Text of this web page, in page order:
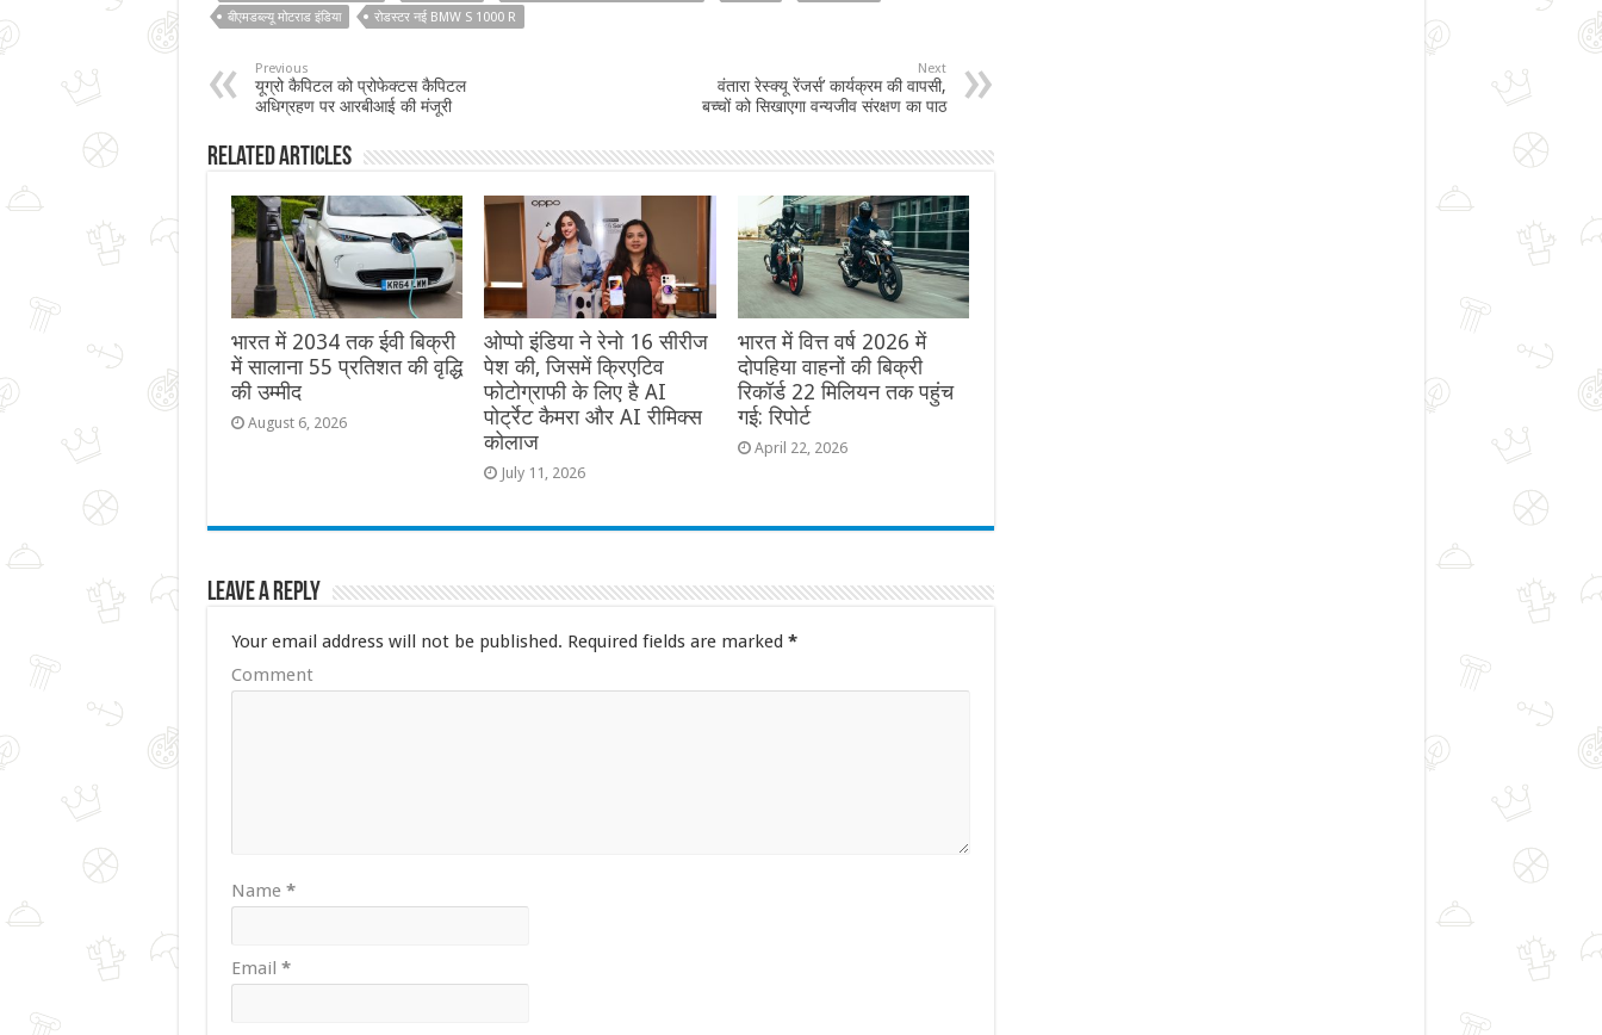
बीएमडब्ल्यू मोटराड इंडिया
रोडस्टर नई BMW S 1000 R
Previous
यूग्रो कैपिटल को प्रोफेक्टस कैपिटल
अधिग्रहण पर आरबीआई की मंजूरी
Next
वंतारा रेस्क्यू रेंजर्स’ कार्यक्रम की वापसी,
बच्चों को सिखाएगा वन्यजीव संरक्षण का पाठ
Related Articles
भारत में 2034 तक ईवी बिक्री
में सालाना 55 प्रतिशत की वृद्धि
की उम्मीद
August 6, 2026
ओप्‍पो इंडिया ने रेनो 16 सीरीज
पेश की, जिसमें क्रिएटिव
फोटोग्राफी के लिए है AI
पोर्ट्रेट कैमरा और AI रीमिक्स
कोलाज
July 11, 2026
भारत में वित्त वर्ष 2026 में
दोपहिया वाहनों की बिक्री
रिकॉर्ड 22 मिलियन तक पहुंच
गई: रिपोर्ट
April 22, 2026
Leave a Reply
Your email address will not be published. Required fields are marked *
Comment
Name *
Email *